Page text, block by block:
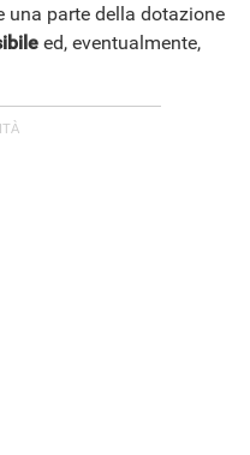
una parte della dotazione
ed, eventualmente,